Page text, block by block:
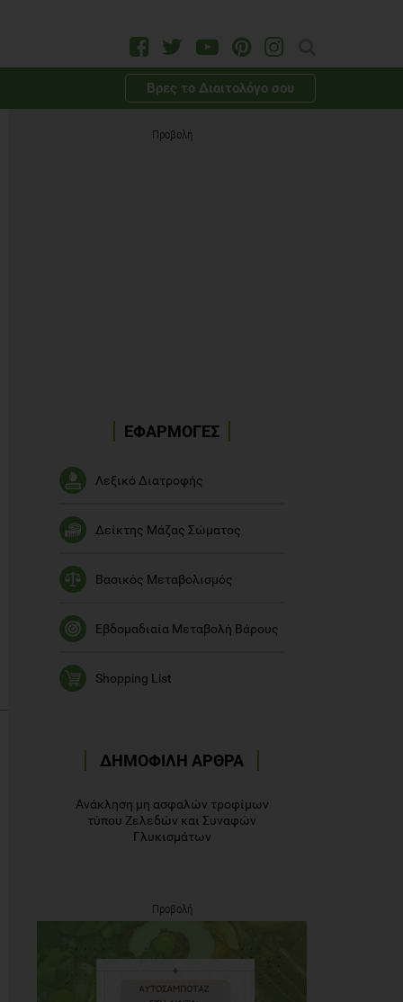
Βρες το Διαιτολόγο σου
Προβολή
ΔΗΜΟΦΙΛΗ ΑΡΘΡΑ
Ανάκληση μη ασφαλών τροφίμων
τύπου Ζελεδών και Συναφών
Γλυκισμάτων
ΕΦΑΡΜΟΓΕΣ
Λεξικό Διατροφής
Δείκτης Μάζας Σώματος
Βασικός Μεταβολισμός
Εβδομαδιαία Μεταβολή Βάρους
Shopping List
Προβολή